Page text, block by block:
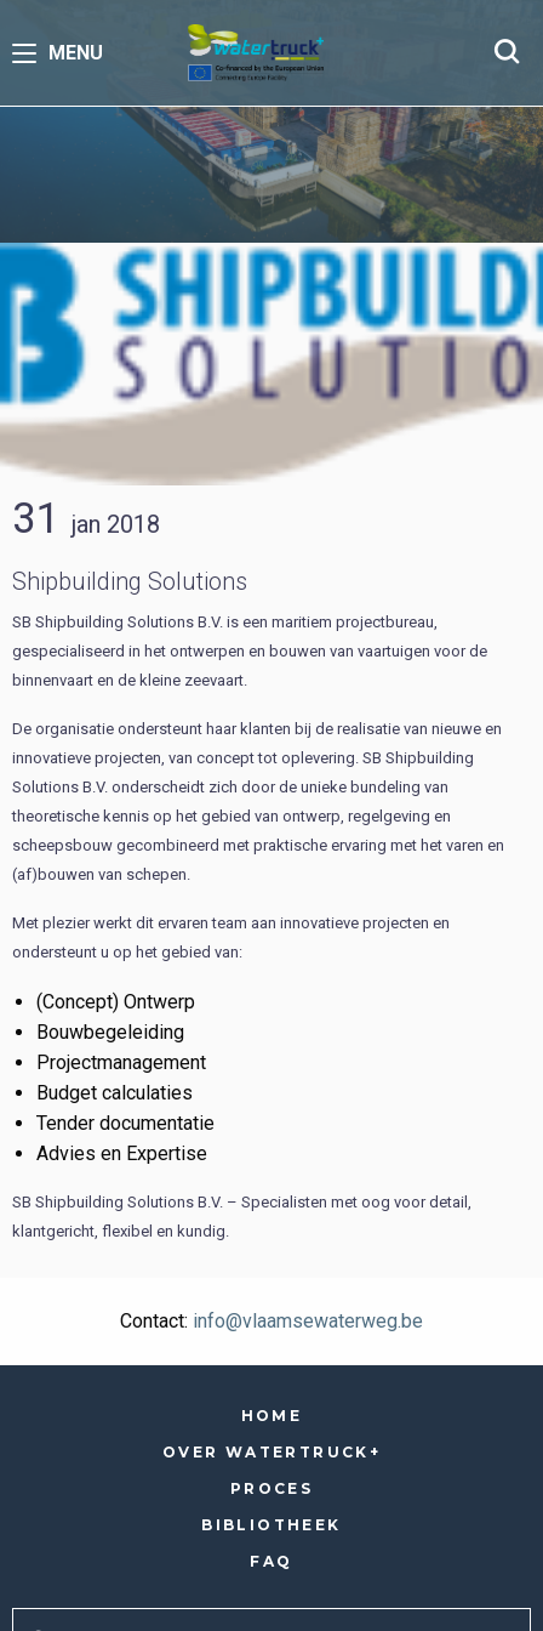
MENU
31 jan 2018
Shipbuilding Solutions
SB Shipbuilding Solutions B.V. is een maritiem projectbureau,
gespecialiseerd in het ontwerpen en bouwen van vaartuigen voor de
binnenvaart en de kleine zeevaart.
De organisatie ondersteunt haar klanten bij de realisatie van nieuwe en
innovatieve projecten, van concept tot oplevering. SB Shipbuilding
Solutions B.V. onderscheidt zich door de unieke bundeling van
theoretische kennis op het gebied van ontwerp, regelgeving en
scheepsbouw gecombineerd met praktische ervaring met het varen en
(af)bouwen van schepen.
Met plezier werkt dit ervaren team aan innovatieve projecten en
ondersteunt u op het gebied van:
(Concept) Ontwerp
Bouwbegeleiding
Projectmanagement
Budget calculaties
Tender documentatie
Advies en Expertise
SB Shipbuilding Solutions B.V. – Specialisten met oog voor detail,
klantgericht, flexibel en kundig.
Contact: info@vlaamsewaterweg.be
HOME
OVER WATERTRUCK+
PROCES
BIBLIOTHEEK
FAQ